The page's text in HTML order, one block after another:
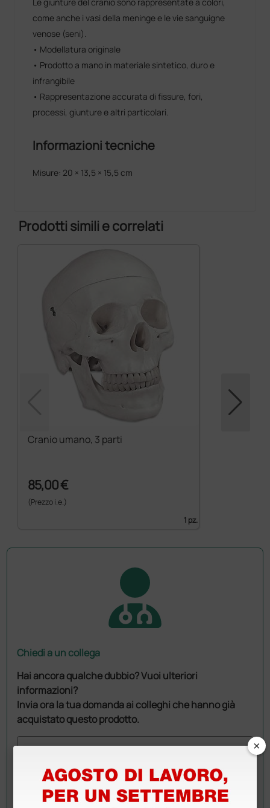
come anche i vasi della meninge e le vie sanguigne
venose (seni).
• Modellatura originale
• Prodotto a mano in materiale sintetico, duro e
infrangibile
• Rappresentazione accurata di fissure, fori,
processi, giunture e altri particolari.
Informazioni tecniche
Misure: 20 × 13,5 × 15,5 cm
Prodotti simili e correlati
Cranio umano, 3 parti
85,00 €
(Prezzo i.e.)
1 pz.
Chiedi a un collega
Hai ancora qualche dubbio? Vuoi ulteriori
informazioni?
Invia ora la tua domanda ai colleghi che hanno già
acquistato questo prodotto.
×